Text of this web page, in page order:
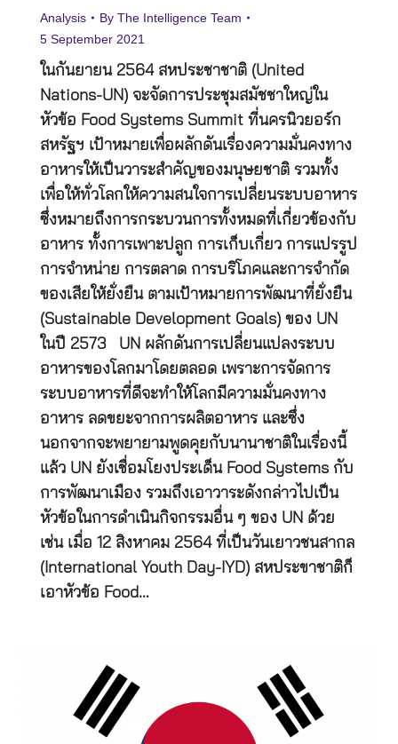
Analysis By The Intelligence Team
5 September 2021
ในกันยายน 2564 สหประชาชาติ (United
Nations-UN) จะจัดการประชุมสมัชชาใหญ่ใน
หัวข้อ Food Systems Summit ที่นครนิวยอร์ก
สหรัฐฯ เป้าหมายเพื่อผลักดันเรื่องความมั่นคงทาง
อาหารให้เป็นวาระสำคัญของมนุษยชาติ รวมทั้ง
เพื่อให้ทั่วโลกให้ความสนใจการเปลี่ยนระบบอาหาร
ซึ่งหมายถึงการกระบวนการทั้งหมดที่เกี่ยวข้องกับ
อาหาร ทั้งการเพาะปลูก การเก็บเกี่ยว การแปรรูป
การจำหน่าย การตลาด การบริโภคและการจำกัด
ของเสียให้ยั่งยืน ตามเป้าหมายการพัฒนาที่ยั่งยืน
(Sustainable Development Goals) ของ UN
ในปี 2573 UN ผลักดันการเปลี่ยนแปลงระบบ
อาหารของโลกมาโดยตลอด เพราะการจัดการ
ระบบอาหารที่ดีจะทำให้โลกมีความมั่นคงทาง
อาหาร ลดขยะจากการผลิตอาหาร และซึ่ง
นอกจากจะพยายามพูดคุยกับนานาชาติในเรื่องนี้
แล้ว UN ยังเชื่อมโยงประเด็น Food Systems กับ
การพัฒนาเมือง รวมถึงเอาวาระดังกล่าวไปเป็น
หัวข้อในการดำเนินกิจกรรมอื่น ๆ ของ UN ด้วย
เช่น เมื่อ 12 สิงหาคม 2564 ที่เป็นวันเยาวชนสากล
(International Youth Day-IYD) สหประขาชาติก็
เอาหัวข้อ Food…